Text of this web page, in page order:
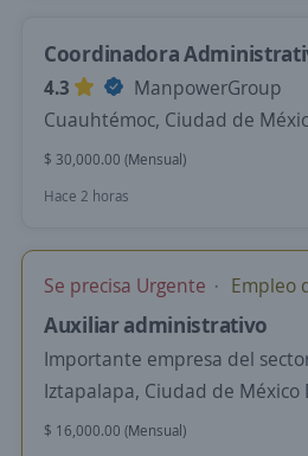
Coordinadora
4.3
ManpowerGroup
Cuauhtémoc, Ciudad de
$ 30,000.00 (Mensual)
Hace 2 horas
Se precisa Urgente Empleo
Auxiliar administrativo
Importante empresa del
Iztapalapa, Ciudad de México
$ 16,000.00 (Mensual)